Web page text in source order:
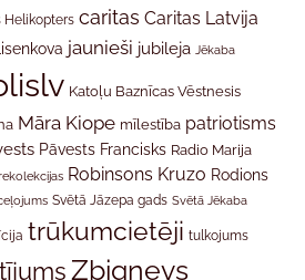
Helikopters caritas Caritas Latvija
jaunieši jubileja Jēkaba
Katoļu Baznīcas Vēstnesis
Māra Kiope mīlestība patriotisms
Pāvests Francisks Radio Marija
Robinsons Kruzo Rodions
Svētā Jāzepa gads Svētā Jēkaba
trūkumcietēji tulkojums
Zbigņevs